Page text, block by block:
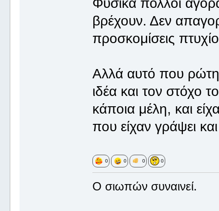
βρέχουν. Δεν
προσκομίσεις
Αλλά αυτό που
ιδέα και τον στόχο
κάποια μέλη, και
που είχαν γράψει
0 0 0 0
Ο σιωπών συναινεί.